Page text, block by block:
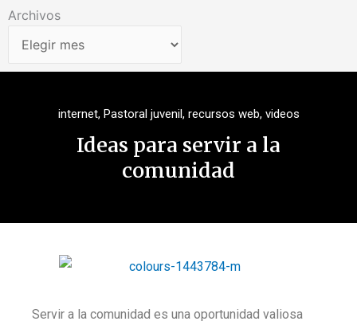
Archivos
Archivos
internet, Pastoral juvenil, recursos web, videos
Ideas para servir a la
comunidad
Servir a la comunidad es una oportunidad valiosa